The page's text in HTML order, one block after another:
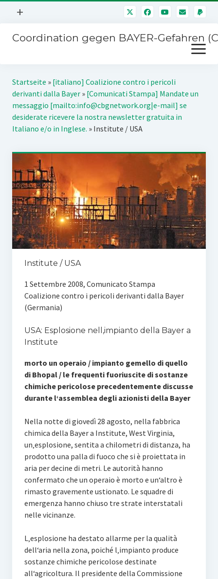
Menü
+
Mitmachen
Über uns
Kontakt
Impressum
Coordination gegen BAYER-Gefahren
Menü
öffnen
Kampagnen
BAYER-Hauptversammlungen
Stichwort BAYER
SPENDEN
Startseite » [italiano] Coalizione contro i pericoli
derivanti dalla Bayer» [Comunicati Stampa] Mandate un
messaggio [mailto:info@cbgnetwork.org|e-mail] se
desiderate ricevere la nostra newsletter gratuita in
Italiano e/o in Inglese. » Institute / USA
Institute / USA
1 Settembre 2008, Comunicato Stampa
Coalizione contro i pericoli derivanti dalla Bayer
(Germania)
USA: Esplosione nell‚impianto della Bayer a
Institute
morto un operaio / impianto gemello di quello
di Bhopal / le frequenti fuoriuscite di sostanze
chimiche pericolose precedentemente discusse
durante l‘assemblea degli azionisti della Bayer
Nella notte di giovedì 28 agosto, nella fabbrica
chimica della Bayer a Institute, West Virginia,
un‚esplosione, sentita a chilometri di distanza, ha
prodotto una palla di fuoco che si è proiettata in
aria per decine di metri. Le autorità hanno
confermato che un operaio è morto e un‘altro è
rimasto gravemente ustionato. Le squadre di
emergenza hanno chiuso tre strate interstatali
nelle vicinanze.
L‚esplosione ha destato allarme per la qualità
dell‘aria nella zona, poiché l‚impianto produce
sostanze chimiche pericolose destinate
all‘agricoltura. Il presidente della Commissione